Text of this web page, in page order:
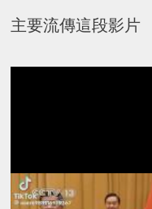
主要流傳這段影片